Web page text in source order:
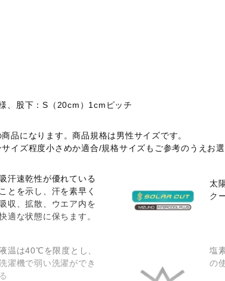
、股下：S（20cm）1cmピッチ
品になります。商品規格は男性サイズです。
イズ程度小さめか適合/規格サイズもご参考のうえお選
汗速乾性が優れている
ことを示し、汗を素早く
収、拡散、ウエア内を
適な状態に保ちます。
太
ク
温は40℃を限度とし、
濯機で弱い洗濯ができ
る
塩
の